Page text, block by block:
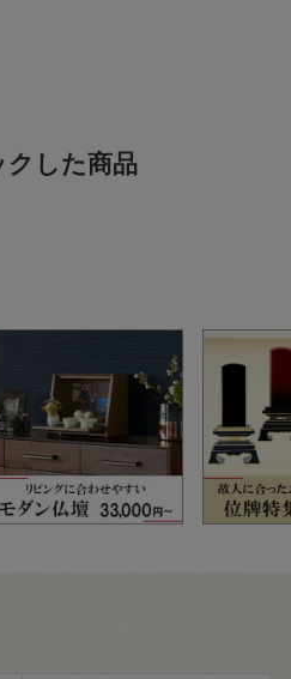
した商品